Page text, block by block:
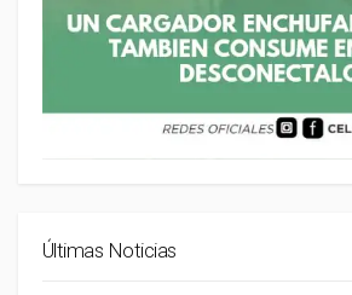
Últimas Noticias